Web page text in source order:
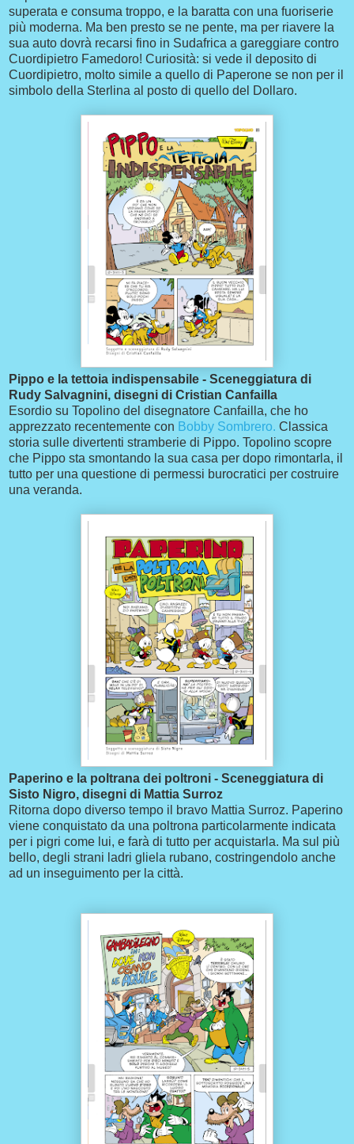
superata e consuma troppo, e la baratta con una fuoriserie
più moderna. Ma ben presto se ne pente, ma per riavere la
sua auto dovrà recarsi fino in Sudafrica a gareggiare contro
Cuordipietro Famedoro! Curiosità: si vede il deposito di
Cuordipietro, molto simile a quello di Paperone se non per il
simbolo della Sterlina al posto di quello del Dollaro.
Pippo e la tettoia indispensabile - Sceneggiatura di
Rudy Salvagnini, disegni di Cristian Canfailla
Esordio su Topolino del disegnatore Canfailla, che ho
apprezzato recentemente con Bobby Sombrero. Classica
storia sulle divertenti stramberie di Pippo. Topolino scopre
che Pippo sta smontando la sua casa per dopo rimontarla, il
tutto per una questione di permessi burocratici per costruire
una veranda.
Paperino e la poltrana dei poltroni - Sceneggiatura di
Sisto Nigro, disegni di Mattia Surroz
Ritorna dopo diverso tempo il bravo Mattia Surroz. Paperino
viene conquistato da una poltrona particolarmente indicata
per i pigri come lui, e farà di tutto per acquistarla. Ma sul più
bello, degli strani ladri gliela rubano, costringendolo anche
ad un inseguimento per la città.